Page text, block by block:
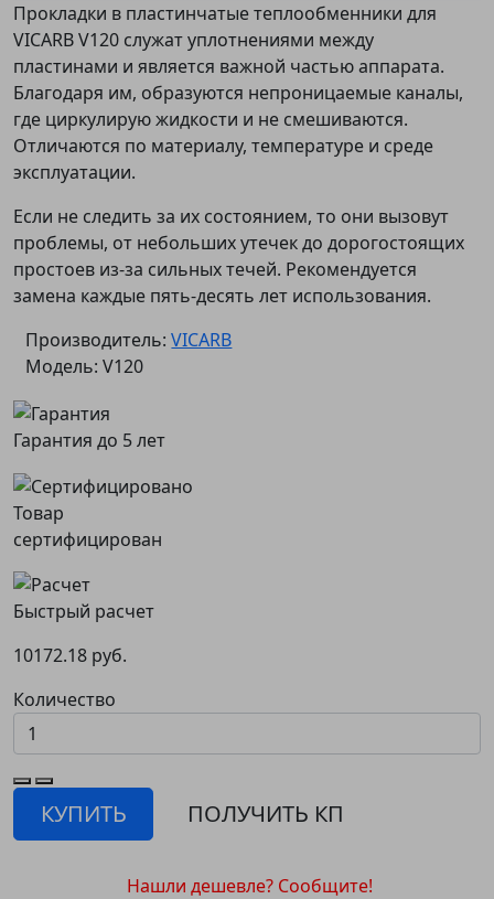
Прокладки в пластинчатые теплообменники для
VICARB V120 служат уплотнениями между
пластинами и является важной частью аппарата.
Благодаря им, образуются непроницаемые каналы,
где циркулирую жидкости и не смешиваются.
Отличаются по материалу, температуре и среде
эксплуатации.
Если не следить за их состоянием, то они вызовут
проблемы, от небольших утечек до дорогостоящих
простоев из-за сильных течей. Рекомендуется
замена каждые пять-десять лет использования.
Производитель:VICARB
Модель: V120
Гарантия до 5 лет
Товар
сертифицирован
Быстрый расчет
10172.18 руб.
Количество
КУПИТЬ ПОЛУЧИТЬ КП
Нашли дешевле? Сообщите!